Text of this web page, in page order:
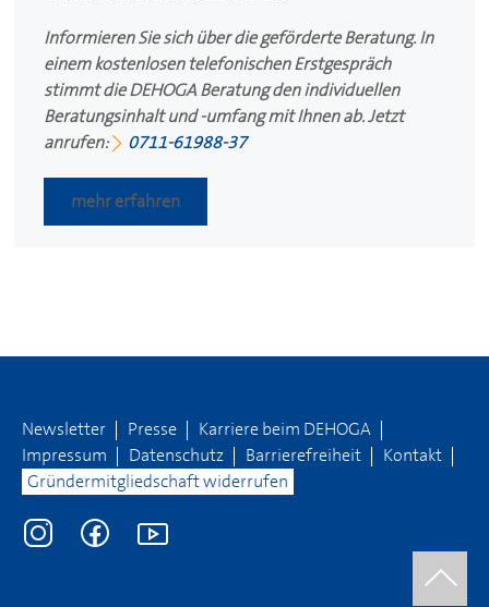
Informieren Sie sich über die geförderte Beratung. In
einem kostenlosen telefonischen Erstgespräch
stimmt dieDEHOGABeratung den individuellen
Beratungsinhalt und -umfang mit Ihnen ab. Jetzt
anrufen:
0711-61988-37
mehr erfahren
Newsletter Presse Karriere beim DEHOGA
Impressum
Datenschutz Barrierefreiheit
Kontakt
Gründermitgliedschaft widerrufen